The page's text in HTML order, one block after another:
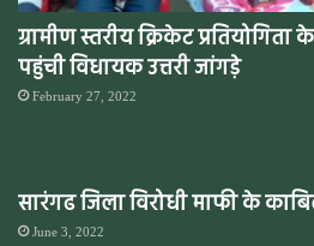
ग्रामीण स्तरीय क्रिकेट
पहुंची विधायक उत्तरी जांगड़े
February 27, 2022
सारंगढ जिला विरोधी माफी के
June 3, 2022